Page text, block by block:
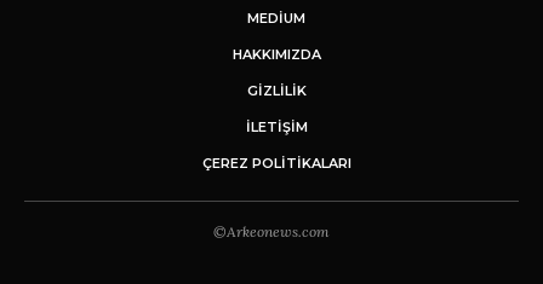
MEDIUM
HAKKIMIZDA
GİZLİLİK
İLETIŞIM
ÇEREZ POLITIKALARI
©Arkeonews.com